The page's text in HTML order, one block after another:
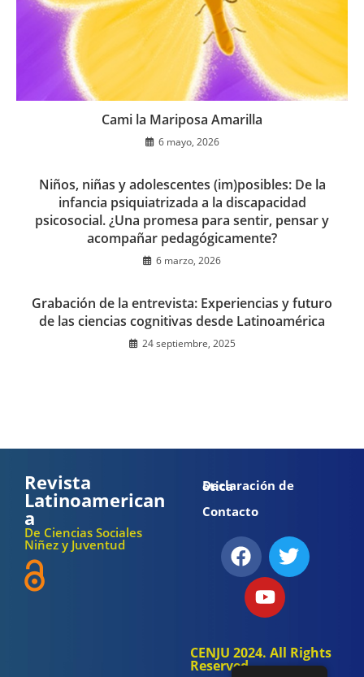
Cami la Mariposa Amarilla
6 mayo, 2026
Niños, niñas y adolescentes (im)posibles: De la
infancia psiquiatrizada a la discapacidad
psicosocial. ¿Una promesa para sentir, pensar y
acompañar pedagógicamente?
6 marzo, 2026
Grabación de la entrevista: Experiencias y futuro
de las ciencias cognitivas desde Latinoamérica
24 septiembre, 2025
Revista
Latinoamerican
a
De Ciencias Sociales
Niñez y Juventud
Declaración de ética
Contacto
CENJU 2024. All Rights
Reserved.